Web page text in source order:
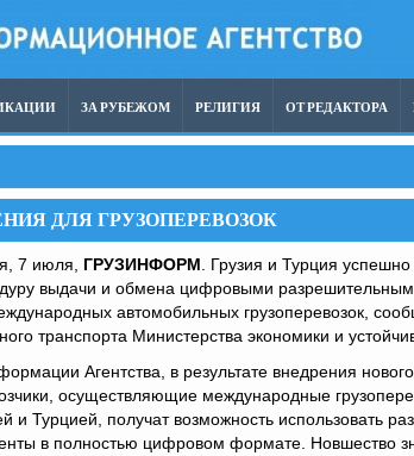
ЗА РУБЕЖОМ РЕЛИГИЯ ОТ РЕДАКТОРА
ДЛЯ ГРУЗОПЕРЕВОЗОК
7 июля, ГРУЗИНФОРМ . Грузия и Турция успешно
выдачи и обмена цифровыми
автомобильных грузоперевозок,
транспорта Министерства экономики и
Агентства, в результате внедрения
осуществляющие международные
и Турцией, получат возможность использовать
в полностью цифровом формате. Новшество